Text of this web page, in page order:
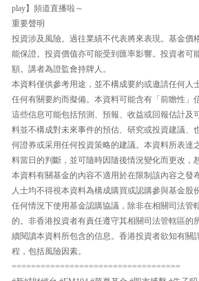
play】頻道直播啦～
重要聲明
投資涉及風險。過往業績不代表將來表現。基金價
能保證。投資價值亦可能受到匯率影響。投資者可
額。講者為證監會持牌人。
本資料僅供參考用途，並不構成要約或邀請任何人
任何有關要約而擬備。本資料可能含有「前瞻性」
這些信息可能包括預測、預報、收益或回報估計及
料並不構成對未來事件的預估、研究或投資建議、
何證券或采用任何投資策略的建議。本資料所表達
料當日的判斷，並可隨時因隨後情況變化而更改，
本資料有關基金的內容不適用於在限制該內容之發
人士均不得視本資料為構成購買或認購參與基金股
任何情況下使用基金認購協議，除非在相關司法管
的。非香港投資者有責任遵守其相關司法管轄區的
續閱讀本資料所包含的信息。香港投資者欲知有關
程，包括風險因素。
===================================